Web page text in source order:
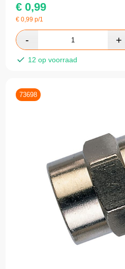
€ 0,99
€0,99 p/1
12 op voorraad
73698